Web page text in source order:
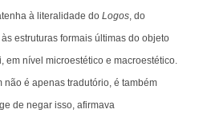
à literalidade do Logos, do
estruturas formais últimas do objeto
em nível microestético e macroestético.
não é apenas tradutório, é também
de negar isso, afirmava